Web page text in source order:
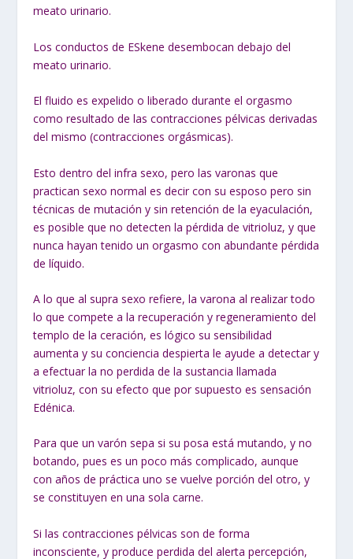
meato urinario.
Los conductos de ESkene desembocan debajo del
meato urinario.
El fluido es expelido o liberado durante el orgasmo
como resultado de las contracciones pélvicas derivadas
del mismo (contracciones orgásmicas).
Esto dentro del infra sexo, pero las varonas que
practican sexo normal es decir con su esposo pero sin
técnicas de mutación y sin retención de la eyaculación,
es posible que no detecten la pérdida de vitrioluz, y que
nunca hayan tenido un orgasmo con abundante pérdida
de líquido.
A lo que al supra sexo refiere, la varona al realizar todo
lo que compete a la recuperación y regeneramiento del
templo de la ceración, es lógico su sensibilidad
aumenta y su conciencia despierta le ayude a detectar y
a efectuar la no perdida de la sustancia llamada
vitrioluz, con su efecto que por supuesto es sensación
Edénica.
Para que un varón sepa si su posa está mutando, y no
botando, pues es un poco más complicado, aunque
con años de práctica uno se vuelve porción del otro, y
se constituyen en una sola carne.
Si las contracciones pélvicas son de forma
inconsciente, y produce perdida del alerta percepción,